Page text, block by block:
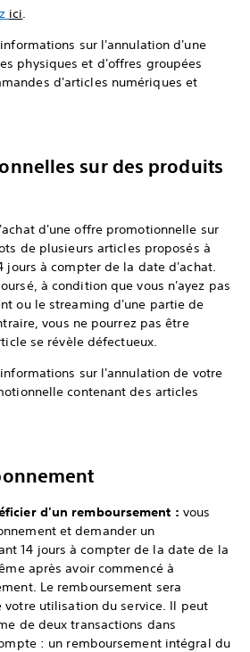
ici.
sur l'annulation d'une
physiques et d'offres groupées
d'articles numériques et
sur des produits
d'une offre promotionnelle sur
de plusieurs articles proposés à
jours à compter de la date d'achat.
à condition que vous n'ayez pas
ou le streaming d'une partie de
vous ne pourrez pas être
se révèle défectueux.
sur l'annulation de votre
contenant des articles
d'un remboursement : vous
et demander un
14 jours à compter de la date de la
après avoir commencé à
Le remboursement sera
utilisation du service. Il peut
de deux transactions dans
: un remboursement intégral du